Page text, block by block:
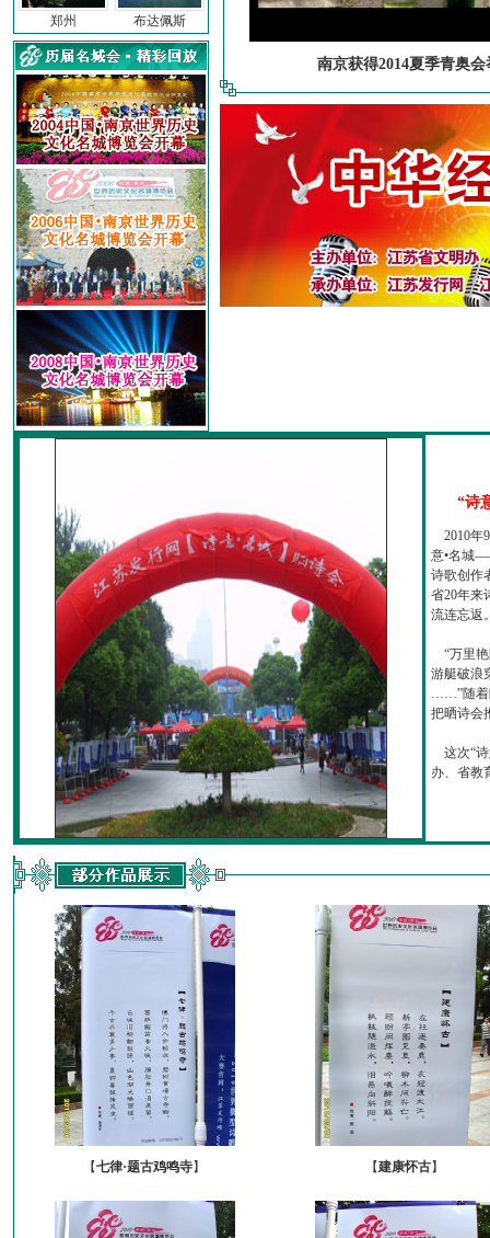
郑州 布达佩斯
南京获得2014夏季青奥会
“诗
2010年
意•名城
诗歌创作
省20年来
流连忘返
“万里艳
游艇破浪
……”随着
把晒诗会
这次“诗
办、省教
【七律·题古鸡鸣寺】 【建康怀古】